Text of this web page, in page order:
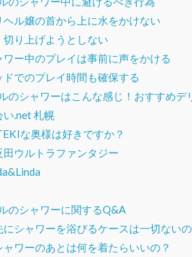
ヘル嬢の首から上に水をかけない
切り上げようとしない
ワー中のプレイは事前に声をかける
ドでのプレイ時間も確保する
のシャワーはこんな感じ！おすすめデ
い.net 札幌
な奥様は好きですか？
田ウルトラファンタジー
のシャワーに関するQ&A
にシャワーを浴びるケースは一切ないの
ャワーのあとは何を着たらいいの？